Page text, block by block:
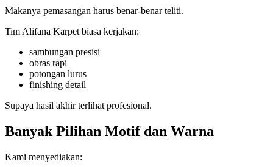
Makanya pemasangan harus benar-benar teliti.
Tim Alifana Karpet biasa kerjakan:
sambungan presisi
obras rapi
potongan lurus
finishing detail
Supaya hasil akhir terlihat profesional.
Banyak Pilihan Motif dan Warna
Kami menyediakan: